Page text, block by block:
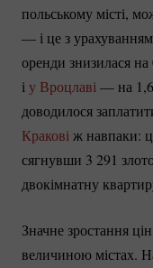
польському місті,
— і це з
оренди знизилася на
і у Вроцлаві — на 1,
доводилося
Кракові ж навпаки:
сягнувши 3 291
двокімнатну
Значне зростання
величиною містах.